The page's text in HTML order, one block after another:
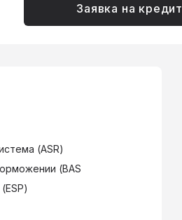
Заявка на кредит
(ASR)
(BAS